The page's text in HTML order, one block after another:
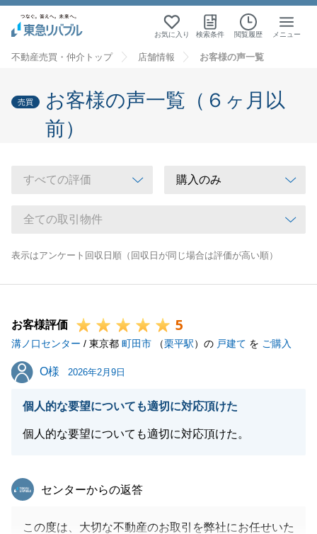
お気に入り 検索条件 閲覧履歴 メニュー
不動産売買・仲介トップ 店舗情報 お客様の声一覧
売買
お客様の声一覧（６ヶ月以
前）
表示はアンケート回収日順（回収日が同じ場合は評価が高い順）
お客様評価 5
溝ノ口センター / 東京都 町田市 （栗平駅）の 戸建て を ご購入
O様
O様 2026年2月9日
個人的な要望についても適切に対応頂けた
個人的な要望についても適切に対応頂けた。
東急リバブル
センターからの返答
この度は、大切な不動産のお取引を弊社にお任せいた